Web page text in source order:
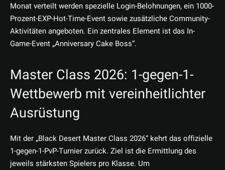
Monat verteilt werden spezielle Login-Belohnungen, ein 1000-
Prozent-EXP-Hot-Time-Event sowie zusätzliche Community-
Aktivitäten angeboten. Ein zentrales Element ist das In-
Game-Event „Anniversary Cake Boss“.
Master Class 2026: 1-gegen-1-
Wettbewerb mit vereinheitlichter
Ausrüstung
Mit der „Black Desert Master Class 2026“ kehrt das offizielle
1-gegen-1-PvP-Turnier zurück. Ziel ist die Ermittlung des
jeweils stärksten Spielers pro Klasse. Um